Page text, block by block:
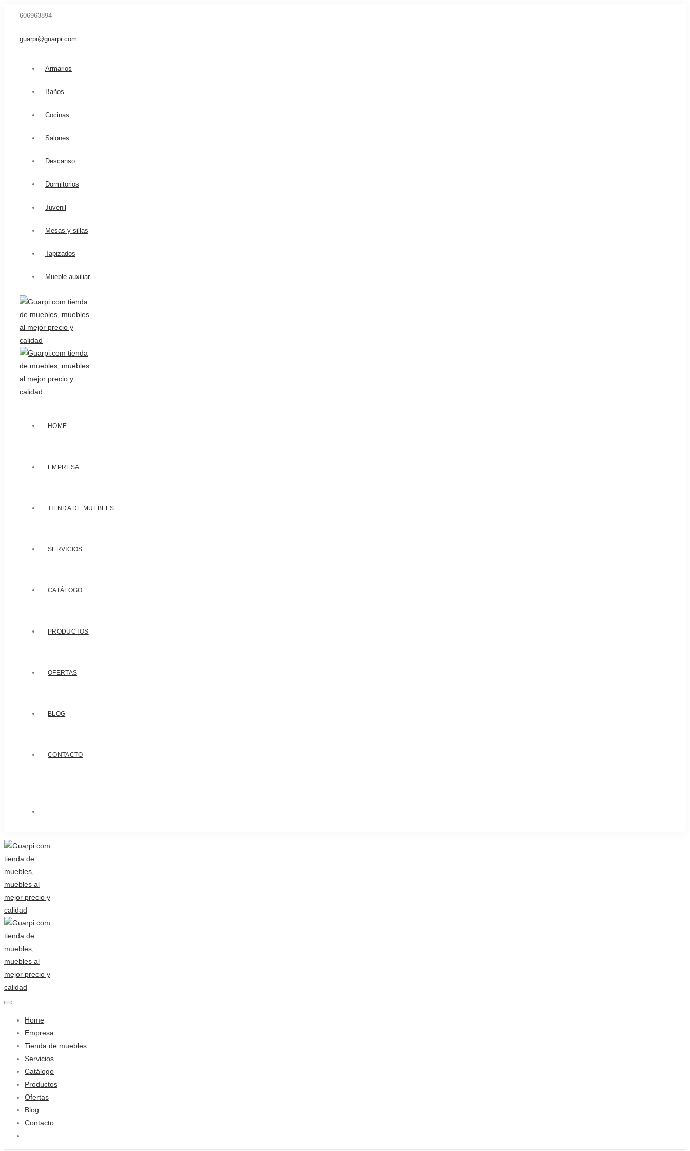
606963894
guarpi@guarpi.com
Armarios
Baños
Cocinas
Salones
Descanso
Dormitorios
Juvenil
Mesas y sillas
Tapizados
Mueble auxiliar
HOME
EMPRESA
TIENDA DE MUEBLES
SERVICIOS
CATÁLOGO
PRODUCTOS
OFERTAS
BLOG
CONTACTO
Home
Empresa
Tienda de muebles
Servicios
Catálogo
Productos
Ofertas
Blog
Contacto